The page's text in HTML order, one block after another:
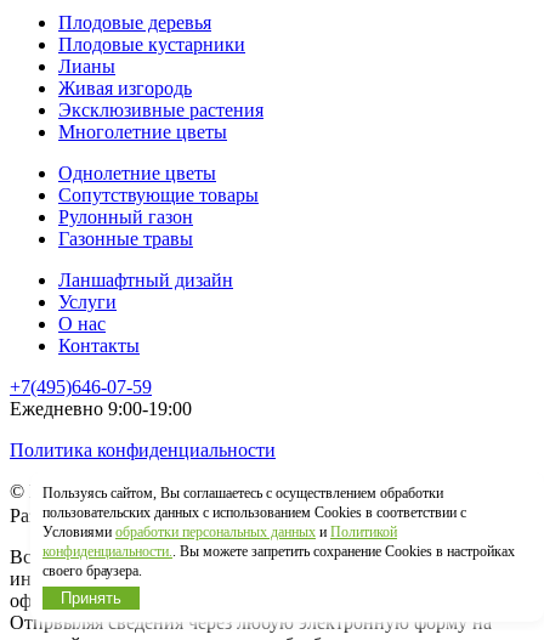
Плодовые деревья
Плодовые кустарники
Лианы
Живая изгородь
Эксклюзивные растения
Многолетние цветы
Однолетние цветы
Сопутствующие товары
Рулонный газон
Газонные травы
Ланшафтный дизайн
Услуги
О нас
Контакты
+7(495)646-07-59
Ежедневно 9:00-19:00
Политика конфиденциальности
© Гринстрана.ру 2026
Разработка сайта:
Вся информация, представленная на сайте, носит
информационный характер и ни в коем случае не является
офертой, определеннй положениями ст. 437 ГК РФ.
Отпрвыляя сведения через любую электронную форму на
Пользуясь сайтом, Вы соглашаетесь с осуществлением обработки
пользовательских данных с использованием Cookies в соответствии с
Условиями обработки персональных данных и Политикой
конфиденциальности.. Вы можете запретить сохранение Cookies в настройках
своего браузера.
Принять